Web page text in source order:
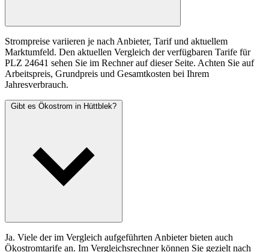
Strompreise variieren je nach Anbieter, Tarif und aktuellem
Marktumfeld. Den aktuellen Vergleich der verfügbaren Tarife für
PLZ 24641 sehen Sie im Rechner auf dieser Seite. Achten Sie auf
Arbeitspreis, Grundpreis und Gesamtkosten bei Ihrem
Jahresverbrauch.
Gibt es Ökostrom in Hüttblek?
Ja. Viele der im Vergleich aufgeführten Anbieter bieten auch
Ökostromtarife an. Im Vergleichsrechner können Sie gezielt nach